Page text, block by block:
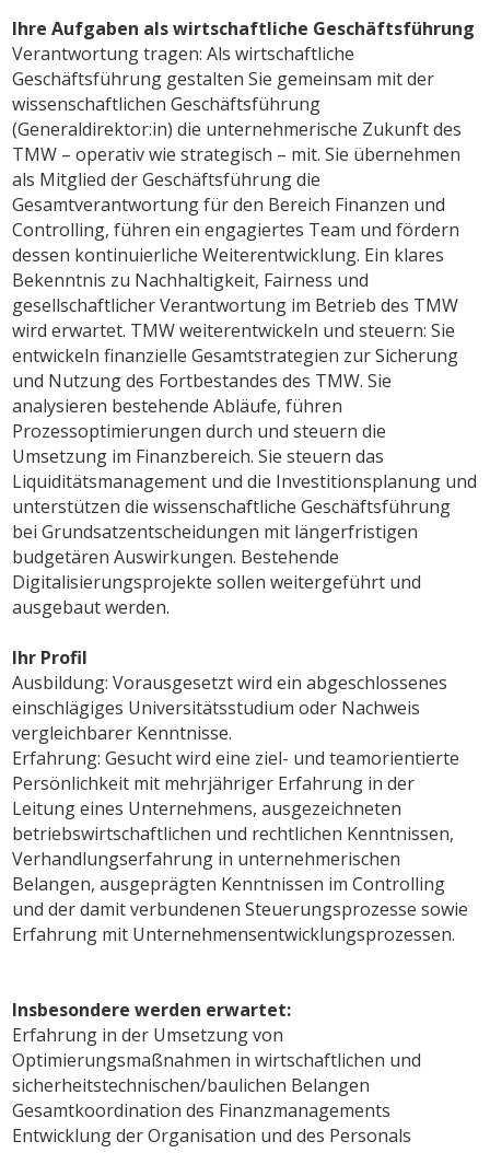
Ihre Aufgaben als wirtschaftliche Geschäftsführung
Verantwortung tragen: Als wirtschaftliche
Geschäftsführung gestalten Sie gemeinsam mit der
wissenschaftlichen Geschäftsführung
(Generaldirektor:in) die unternehmerische Zukunft des
TMW – operativ wie strategisch – mit. Sie übernehmen
als Mitglied der Geschäftsführung die
Gesamtverantwortung für den Bereich Finanzen und
Controlling, führen ein engagiertes Team und fördern
dessen kontinuierliche Weiterentwicklung. Ein klares
Bekenntnis zu Nachhaltigkeit, Fairness und
gesellschaftlicher Verantwortung im Betrieb des TMW
wird erwartet. TMW weiterentwickeln und steuern: Sie
entwickeln finanzielle Gesamtstrategien zur Sicherung
und Nutzung des Fortbestandes des TMW. Sie
analysieren bestehende Abläufe, führen
Prozessoptimierungen durch und steuern die
Umsetzung im Finanzbereich. Sie steuern das
Liquiditätsmanagement und die Investitionsplanung und
unterstützen die wissenschaftliche Geschäftsführung
bei Grundsatzentscheidungen mit längerfristigen
budgetären Auswirkungen. Bestehende
Digitalisierungsprojekte sollen weitergeführt und
ausgebaut werden.
Ihr Profil
Ausbildung: Vorausgesetzt wird ein abgeschlossenes
einschlägiges Universitätsstudium oder Nachweis
vergleichbarer Kenntnisse.
Erfahrung: Gesucht wird eine ziel- und teamorientierte
Persönlichkeit mit mehrjähriger Erfahrung in der
Leitung eines Unternehmens, ausgezeichneten
betriebswirtschaftlichen und rechtlichen Kenntnissen,
Verhandlungserfahrung in unternehmerischen
Belangen, ausgeprägten Kenntnissen im Controlling
und der damit verbundenen Steuerungsprozesse sowie
Erfahrung mit Unternehmensentwicklungsprozessen.
Insbesondere werden erwartet:
Erfahrung in der Umsetzung von
Optimierungsmaßnahmen in wirtschaftlichen und
sicherheitstechnischen/baulichen Belangen
Gesamtkoordination des Finanzmanagements
Entwicklung der Organisation und des Personals